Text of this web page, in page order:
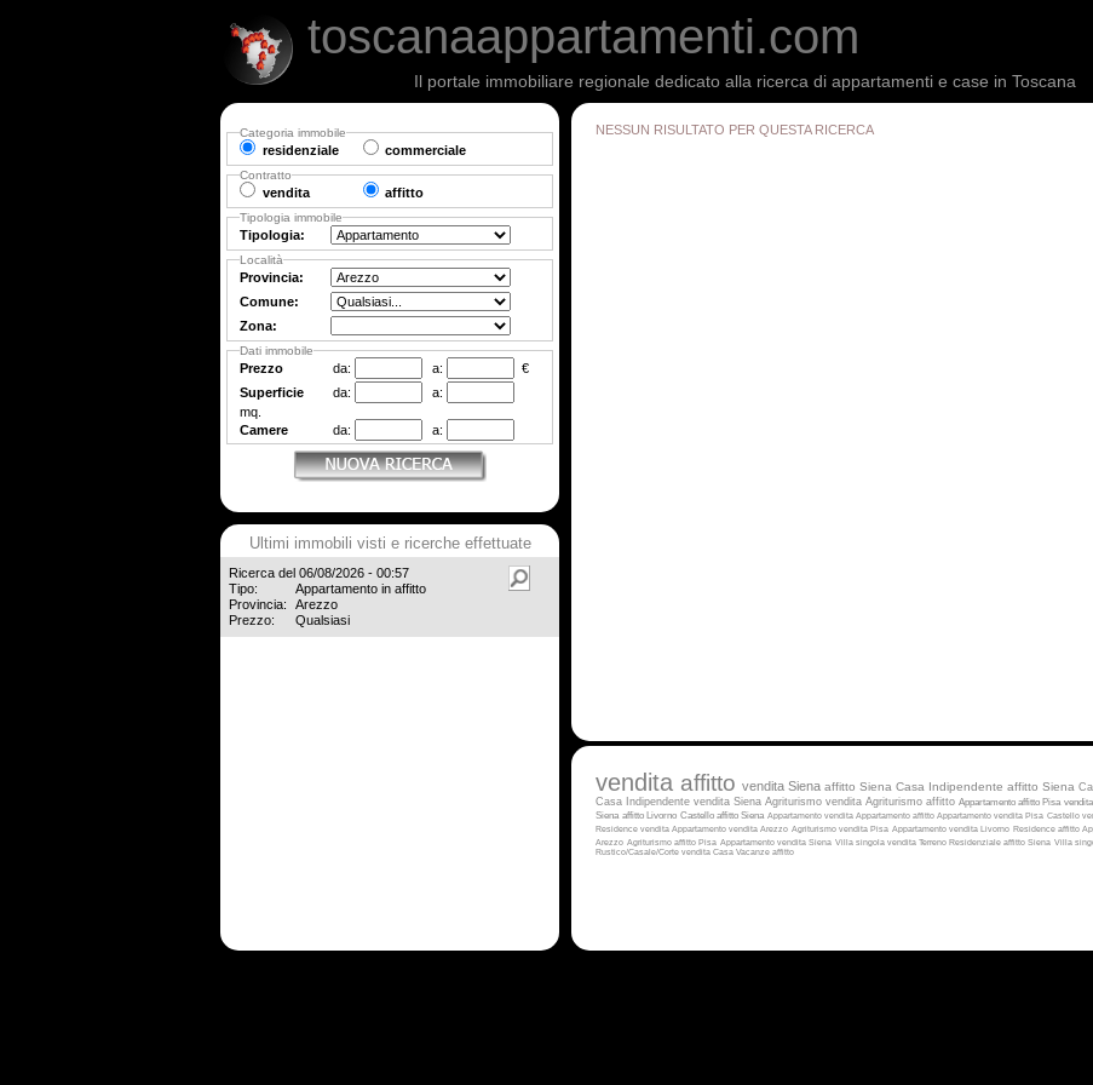
toscanaappartamenti.com
Il portale immobiliare regionale dedicato alla ricerca di appartamenti e case in Toscana
NESSUN RISULTATO PER QUESTA RICERCA
vendita affitto vendita Siena affitto Siena Casa Indipendente affitto Siena
Casa Indipendente vendita Siena Agriturismo vendita Agriturismo affitto Appartamento affitto Pisa
Siena affitto Livorno Castello affitto Siena Appartamento vendita Appartamento affitto Appartamento vendita Pisa Castello
Residence vendita Appartamento vendita Arezzo Agriturismo vendita Pisa Appartamento vendita Livorno Residence affitto
Arezzo Agriturismo affitto Pisa Appartamento vendita Siena Villa singola vendita Terreno Residenziale affitto Siena Villa
Rustico/Casale/Corte vendita Casa Vacanze affitto
Categoria immobile
residenziale commerciale
Contratto
vendita affitto
Tipologia immobile
Tipologia:
Località
Provincia:
Comune:
Zona:
Dati immobile
Prezzo da: a:
€
Superficie
da:
a:
mq.
Camere
da: a:
Ultimi immobili visti e ricerche effettuate
Ricerca del 06/08/2026 - 00:57
Tipo:
Appartamento in affitto
Provincia:
Arezzo
Prezzo:
Qualsiasi